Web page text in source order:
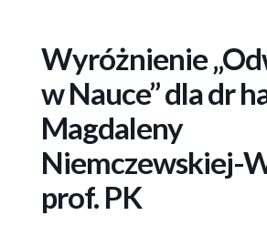
Wyróżnienie
w Nauce” dla dr
Magdaleny
Niemczewskiej-
prof. PK